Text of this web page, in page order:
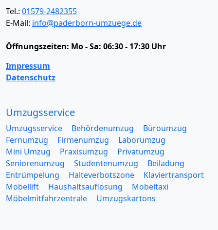
Tel.: 01579-2482355
E-Mail: info@paderborn-umzuege.de
Öffnungszeiten: Mo - Sa: 06:30 - 17:30 Uhr
Impressum
Datenschutz
Umzugsservice
Umzugsservice Behördenumzug
Büroumzug
Fernumzug
Firmenumzug
Laborumzug
Mini Umzug
Praxisumzug
Privatumzug
Seniorenumzug
Studentenumzug
Beiladung
Entrümpelung
Halteverbotszone
Klaviertransport
Möbellift
Haushaltsauflösung
Möbeltaxi
Möbelmitfahrzentrale
Umzugskartons